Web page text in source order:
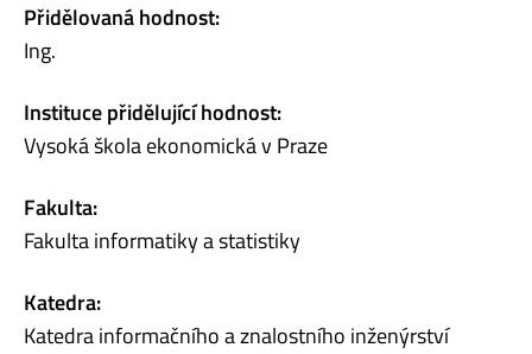
Přidělovaná hodnost:
Ing.
Instituce přidělující hodnost:
Vysoká škola ekonomická v Praze
Fakulta:
Fakulta informatiky a statistiky
Katedra:
Katedra informačního a znalostního inženýrství